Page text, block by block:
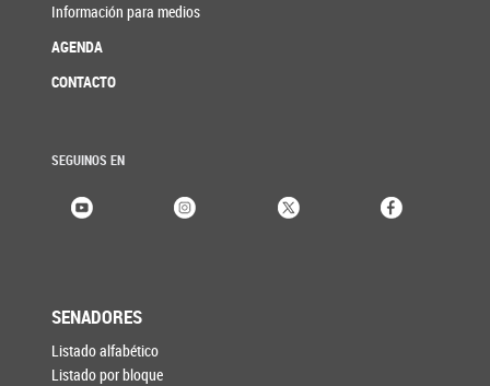
Información para medios
AGENDA
CONTACTO
SEGUINOS EN
SENADORES
Listado alfabético
Listado por bloque